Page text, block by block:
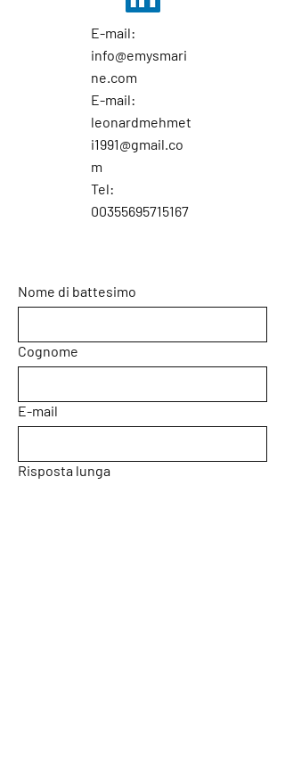
E-mail:
info@emysmari
ne.com
E-mail:
leonardmehmet
i1991@gmail.co
m
Tel:
00355695715167
Nome di battesimo
Cognome
E-mail
Risposta lunga